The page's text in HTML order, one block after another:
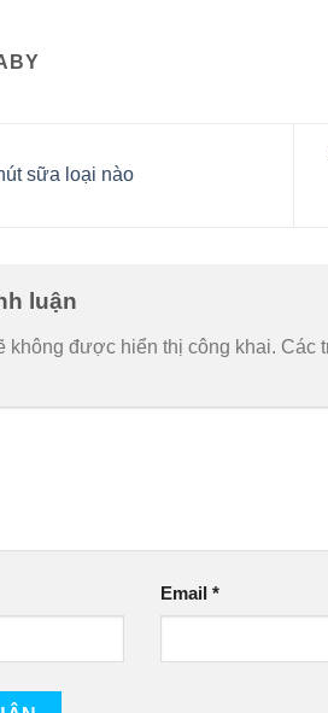
sữa loại nào
luận
không được hiển thị công khai. Các
Email *